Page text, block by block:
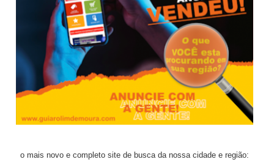
o mais novo e completo site de busca da nossa cidade e região: